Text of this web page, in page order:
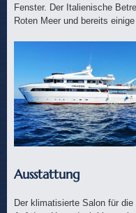
Fenster. Der Italienische
Roten Meer und bereits
Ausstattung
Der klimatisierte Salon für